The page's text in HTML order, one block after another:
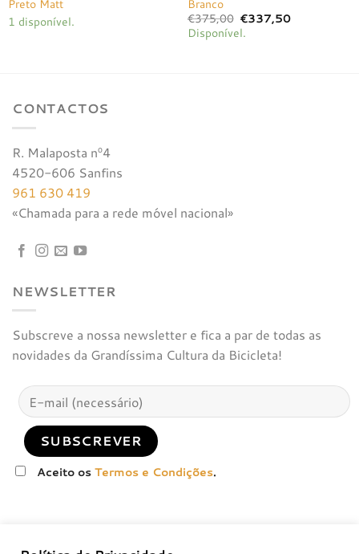
Preto Matt
1 disponível.
Branco
€375,00 O
preço
original
€337,50O
Disponível.
CONTACTOS
R. Malaposta nº4
4520-606 Sanfins
961 630 419
«Chamada para a rede móvel nacional»
NEWSLETTER
Subscreve a nossa newsletter e fica a par de todas as
novidades da Grandíssima Cultura da Bicicleta!
Aceito osTermos e Condições.